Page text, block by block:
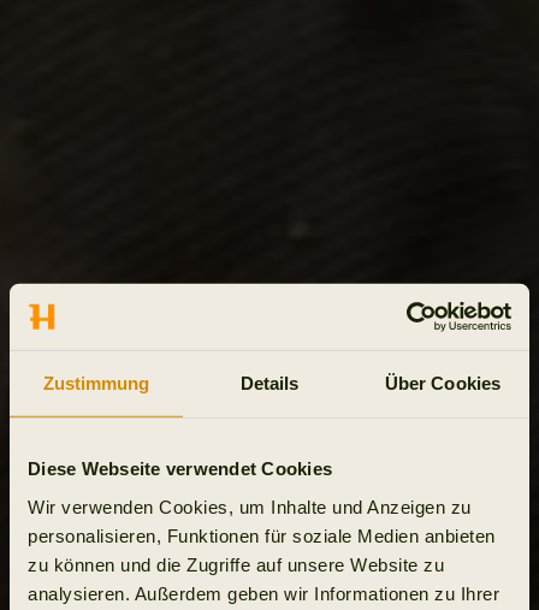
Zustimmung Details Über Cookies
Diese Webseite verwendet Cookies
Wir verwenden Cookies, um Inhalte und Anzeigen zu
personalisieren, Funktionen für soziale Medien anbieten
zu können und die Zugriffe auf unsere Website zu
analysieren. Außerdem geben wir Informationen zu Ihrer